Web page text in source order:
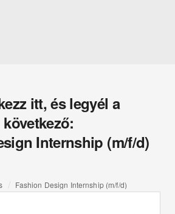
itt, és legyél a
következő:
Internship (m/f/d)
Fashion Design Internship (m/f/d)